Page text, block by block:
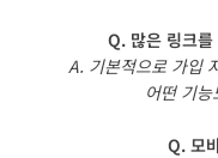
Q. 많은 링크
A. 기본적으로 가입
어떤 기
Q. 모